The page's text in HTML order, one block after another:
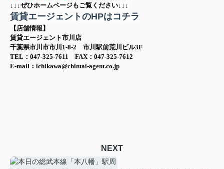
↓↓↓ぜひホームページもご覧ください↓↓↓
賃貸エージェントのHPはコチラ
【店舗情報】
賃貸エージェント市川店
千葉県市川市市川1-8-2 市川駅前荒川ビル3F
TEL：047-325-7611 FAX：047-325-7612
E-mail：ichikawa@chintai-agent.co.jp
NEXT